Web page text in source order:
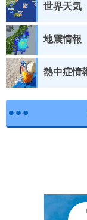
世界天気
地震情報
熱中症情